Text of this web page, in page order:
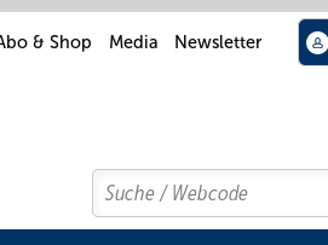
& Shop Media Newsletter
Search
Suchen